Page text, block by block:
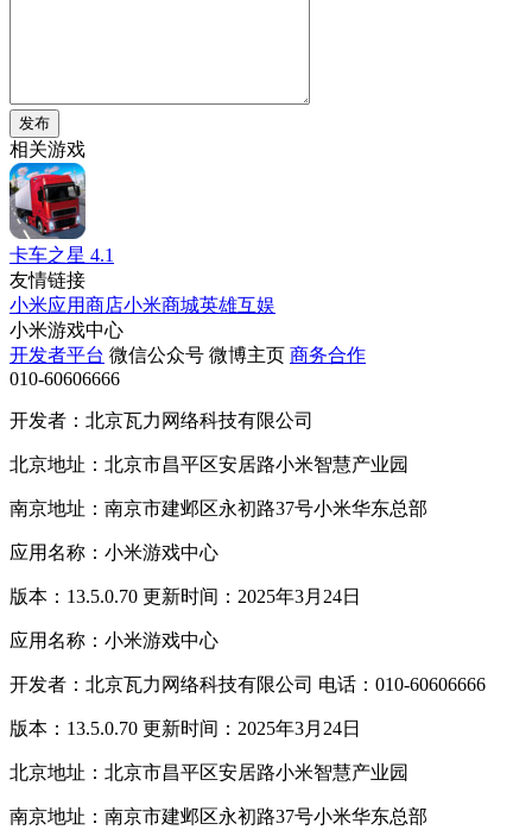
发布
相关游戏
卡车之星 4.1
友情链接
小米应用商店小米商城英雄互娱
小米游戏中心
开发者平台 微信公众号 微博主页 商务合作
010-60606666
开发者：北京瓦力网络科技有限公司
北京地址：北京市昌平区安居路小米智慧产业园
南京地址：南京市建邺区永初路37号小米华东总部
应用名称：小米游戏中心
版本：13.5.0.70 更新时间：2025年3月24日
应用名称：小米游戏中心
开发者：北京瓦力网络科技有限公司 电话：010-60606666
版本：13.5.0.70 更新时间：2025年3月24日
北京地址：北京市昌平区安居路小米智慧产业园
南京地址：南京市建邺区永初路37号小米华东总部